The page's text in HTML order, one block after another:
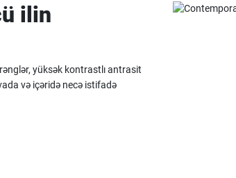
ilin
yüksək kontrastlı antrasit
və içəridə necə istifadə